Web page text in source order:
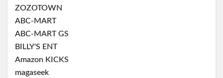
ZOZOTOWN
ABC-MART
ABC-MART GS
BILLY'S ENT
Amazon KICKS
magaseek